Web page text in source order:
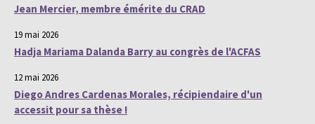
Jean Mercier, membre émérite du CRAD
19 mai 2026
Hadja Mariama Dalanda Barry au congrès de l'ACFAS
12 mai 2026
Diego Andres Cardenas Morales, récipiendaire d'un
accessit pour sa thèse !